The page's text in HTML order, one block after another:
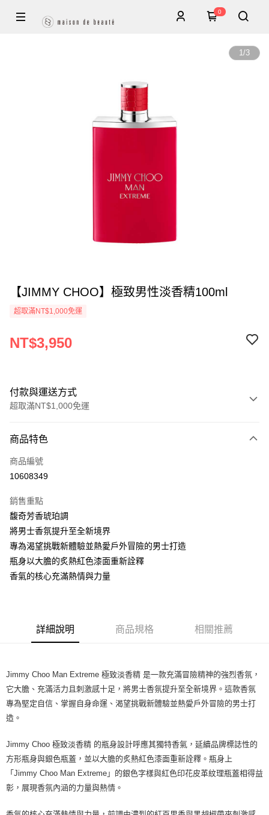
0
1/3
【JIMMY CHOO】極致男性淡香精100ml
超取滿NT$1,000免運
NT$3,950
付款與運送方式
超取滿NT$1,000免運
信用卡一次付款
ATM付款
運送方式
付款後全家取貨
每筆NT$80，滿NT$1,000(含以上)免運費
付款後萊爾富取貨
每筆NT$100，滿NT$1,000(含以上)免運費
宅配(全站)
商品特色
商品編號
10608349
銷售重點
馥奇芳香琥珀調
將男士香氛提升至全新境界
專為渴望挑戰新體驗並熱愛戶外冒險的男士打造
瓶身以大膽的炙熱紅色漆面重新詮釋
香氣的核心充滿熱情與力量
詳細說明 商品規格 相關推薦
Jimmy Choo Man Extreme 極致淡香精 是一款充滿冒險精神的強烈香氛，
它大膽、充滿活力且刺激感十足，將男士香氛提升至全新境界。這款香氛
專為堅定自信、掌握自身命運、渴望挑戰新體驗並熱愛戶外冒險的男士打
造。
Jimmy Choo 極致淡香精 的瓶身設計呼應其獨特香氣，延續品牌標誌性的
方形瓶身與銀色瓶蓋，並以大膽的炙熱紅色漆面重新詮釋。瓶身上
「Jimmy Choo Man Extreme」的銀色字樣與紅色印花皮革紋理瓶蓋相得益
彰，展現香氛內涵的力量與熱情。